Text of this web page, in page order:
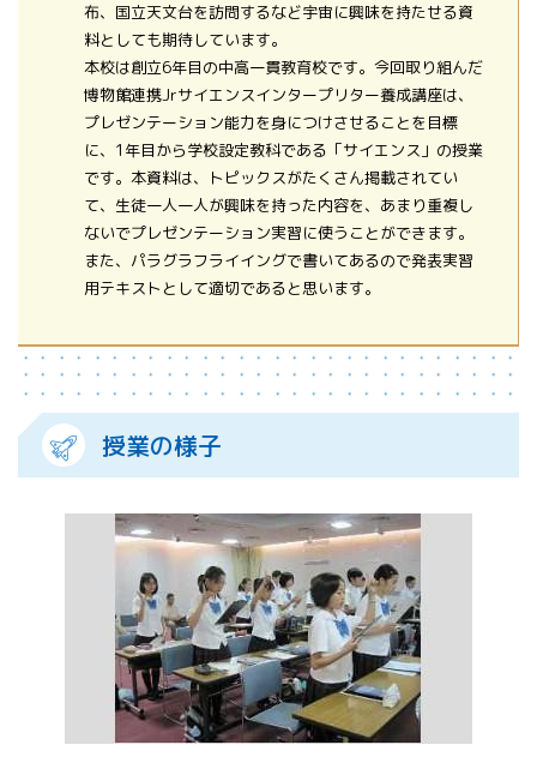
布、国立天文台を訪問するなど宇宙に興味を持たせる資
料としても期待しています。
本校は創立6年目の中高一貫教育校です。今回取り組んだ
博物館連携Jrサイエンスインタープリター養成講座は、
プレゼンテーション能力を身につけさせることを目標
に、1年目から学校設定教科である「サイエンス」の授業
です。本資料は、トピックスがたくさん掲載されてい
て、生徒一人一人が興味を持った内容を、あまり重複し
ないでプレゼンテーション実習に使うことができます。
また、パラグラフライイングで書いてあるので発表実習
用テキストとして適切であると思います。
授業の様子